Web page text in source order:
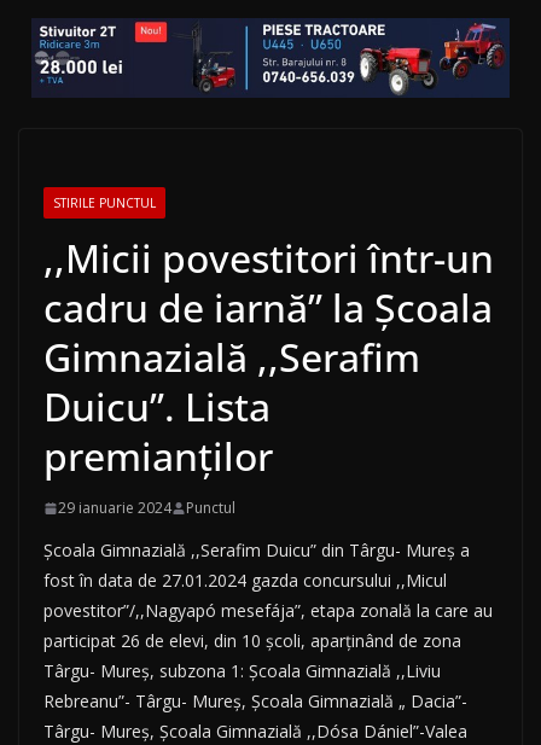
STIRILE PUNCTUL
,,Micii povestitori într-un
cadru de iarnă” la Școala
Gimnazială ,,Serafim
Duicu”. Lista
premianților
29 ianuarie 2024 Punctul
Școala Gimnazială ,,Serafim Duicu” din Târgu- Mureș a
fost în data de 27.01.2024 gazda concursului ,,Micul
povestitor”/,,Nagyapó mesefája”, etapa zonală la care au
participat 26 de elevi, din 10 școli, aparținând de zona
Târgu- Mureș, subzona 1: Școala Gimnazială ,,Liviu
Rebreanu”- Târgu- Mureș, Școala Gimnazială „ Dacia”-
Târgu- Mureș, Școala Gimnazială ,,Dósa Dániel”-Valea